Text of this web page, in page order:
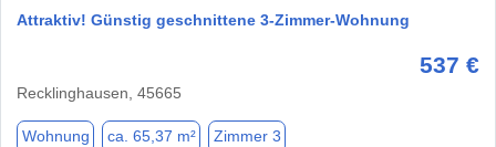
Attraktiv! Günstig geschnittene 3-Zimmer-Wohnung
537 €
Recklinghausen, 45665
Wohnung ca. 65,37 m² Zimmer 3